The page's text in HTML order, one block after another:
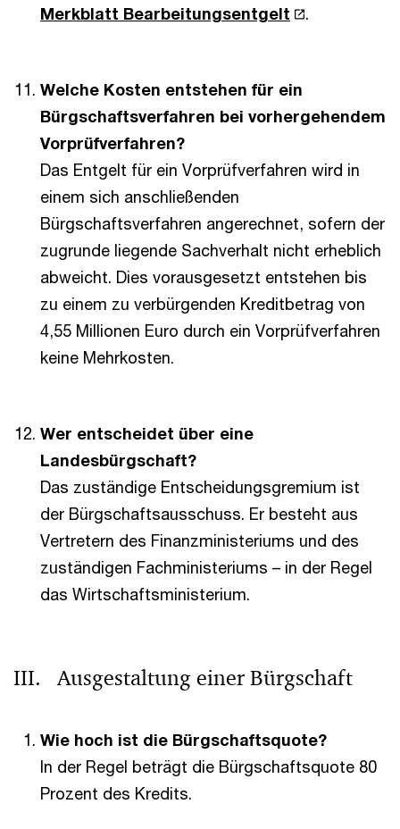
Merkblatt Bearbeitungsentgelt
.
Welche Kosten entstehen für ein
Bürgschaftsverfahren bei vorhergehendem
Vorprüfverfahren?
Das Entgelt für ein Vorprüfverfahren wird in
einem sich anschließenden
Bürgschaftsverfahren angerechnet, sofern der
zugrunde liegende Sachverhalt nicht erheblich
abweicht. Dies vorausgesetzt entstehen bis
zu einem zu verbürgenden Kreditbetrag von
4,55 Millionen Euro durch ein Vorprüfverfahren
keine Mehrkosten.
Wer entscheidet über eine
Landesbürgschaft?
Das zuständige Entscheidungsgremium ist
der Bürgschaftsausschuss. Er besteht aus
Vertretern des Finanzministeriums und des
zuständigen Fachministeriums – in der Regel
das Wirtschaftsministerium.
III. Ausgestaltung einer Bürgschaft
Wie hoch ist die Bürgschaftsquote?
In der Regel beträgt die Bürgschaftsquote 80
Prozent des Kredits.